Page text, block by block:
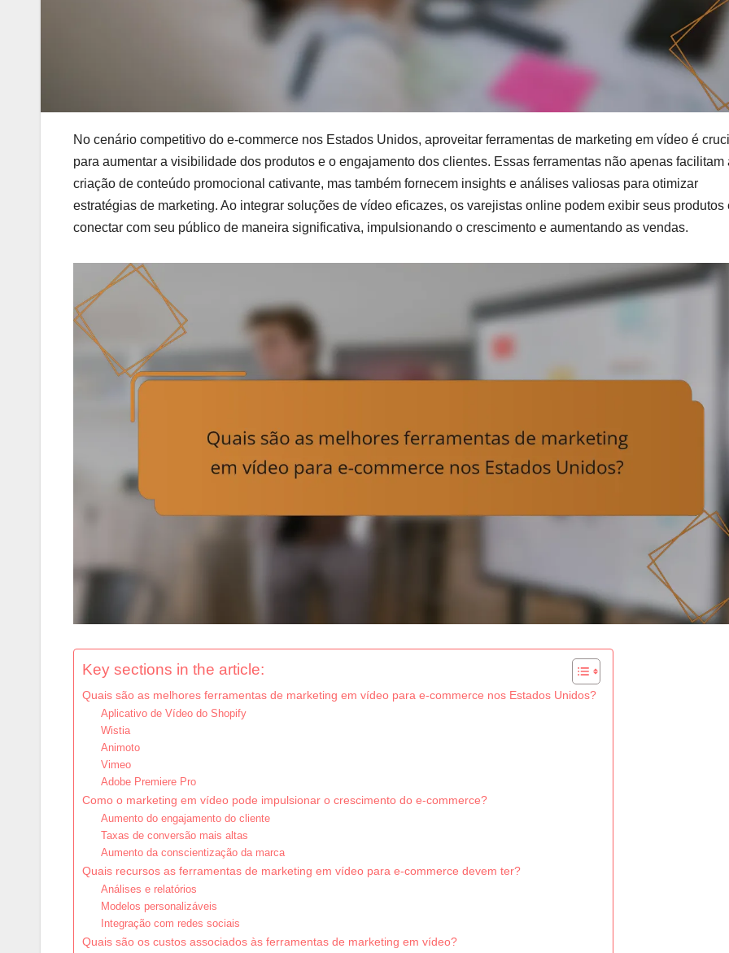
No cenário competitivo do e-commerce nos Estados Unidos, aproveitar ferramentas de marketing em vídeo é
para aumentar a visibilidade dos produtos e o engajamento dos clientes. Essas ferramentas não apenas facilitam
criação de conteúdo promocional cativante, mas também fornecem insights e análises valiosas para otimizar
estratégias de marketing. Ao integrar soluções de vídeo eficazes, os varejistas online podem exibir seus produtos
conectar com seu público de maneira significativa, impulsionando o crescimento e aumentando as vendas.
Key sections in the article:
Quais são as melhores ferramentas de marketing em vídeo para e-commerce nos Estados Unidos?
Aplicativo de Vídeo do Shopify
Wistia
Animoto
Vimeo
Adobe Premiere Pro
Como o marketing em vídeo pode impulsionar o crescimento do e-commerce?
Aumento do engajamento do cliente
Taxas de conversão mais altas
Aumento da conscientização da marca
Quais recursos as ferramentas de marketing em vídeo para e-commerce devem ter?
Análises e relatórios
Modelos personalizáveis
Integração com redes sociais
Quais são os custos associados às ferramentas de marketing em vídeo?